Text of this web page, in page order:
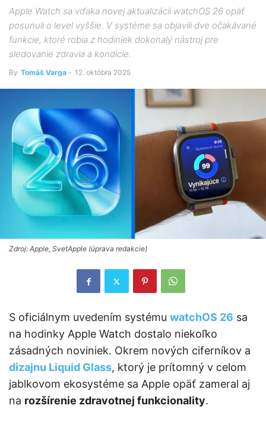
Apple Watch sa vďaka novej aktualizácii watchOS 26 opäť
posunuli o level vyššie. V systéme sa objavili dve očakávané
funkcie, ktoré robia z hodiniek dokonalý nástroj pre
sledovanie zdravia a kondície.
By Tomáš Varga - 12. októbra 2025
Zdroj: Apple, SvetApple (úprava redakcie)
S oficiálnym uvedením systému watchOS 26 sa
na hodinky Apple Watch dostalo niekoľko
zásadných noviniek. Okrem nových ciferníkov a
dizajnu Liquid Glass, ktorý je prítomný v celom
jablkovom ekosystéme sa Apple opäť zameral aj
na rozšírenie zdravotnej funkcionality.